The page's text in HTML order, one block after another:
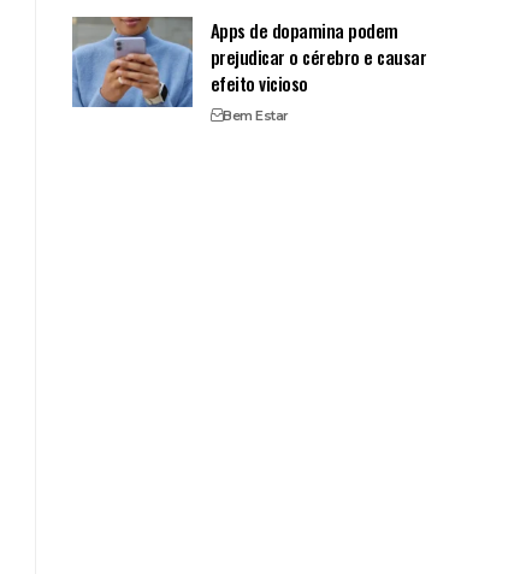
Apps de dopamina podem
prejudicar o cérebro e causar
efeito vicioso
Bem Estar